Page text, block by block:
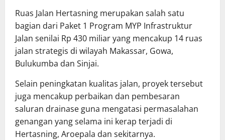
Ruas Jalan Hertasning merupakan salah satu
bagian dari Paket 1 Program MYP Infrastruktur
Jalan senilai Rp 430 miliar yang mencakup 14 ruas
jalan strategis di wilayah Makassar, Gowa,
Bulukumba dan Sinjai.
Selain peningkatan kualitas jalan, proyek tersebut
juga mencakup perbaikan dan pembesaran
saluran drainase guna mengatasi permasalahan
genangan yang selama ini kerap terjadi di
Hertasning, Aroepala dan sekitarnya.